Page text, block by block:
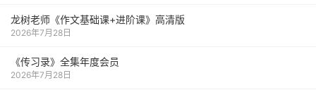
龙树老师《作文基础课+进阶课》高清版
2026年7月28日
《传习录》全集年度会员
2026年7月28日